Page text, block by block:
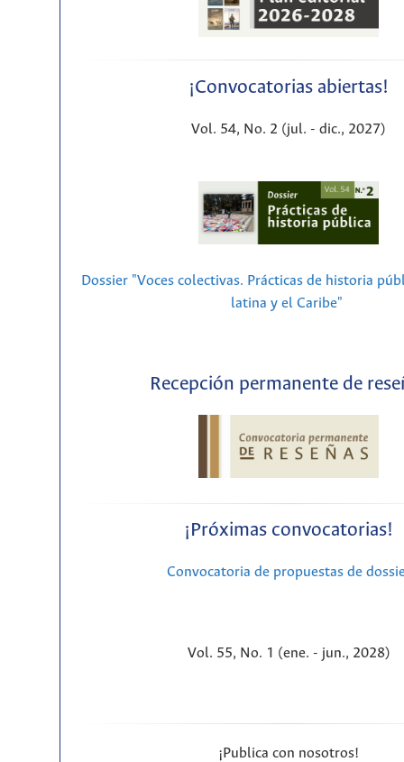
¡Convocatorias abiertas!
Vol. 54, No. 2 (jul. - dic., 2027)
Dossier "Voces colectivas. Prácticas de historia
latina y el Caribe"
Recepción permanente de
¡Próximas convocatorias!
Convocatoria de propuestas de
Vol. 55, No. 1 (ene. - jun., 2028)
¡Publica con nosotros!